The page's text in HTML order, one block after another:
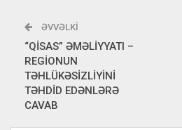
ƏVVƏLKI
“QİSAS” ƏMƏLİYYATI –
REGİONUN
TƏHLÜKƏSİZLİYİNİ
TƏHDİD EDƏNLƏRƏ
CAVAB